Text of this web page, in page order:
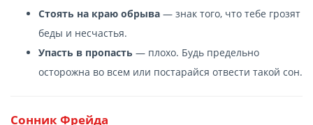
Стоять на краю обрыва — знак того, что тебе грозят
беды и несчастья.
Упасть в пропасть — плохо. Будь предельно
осторожна во всем или постарайся отвести такой сон.
Сонник Фрейда